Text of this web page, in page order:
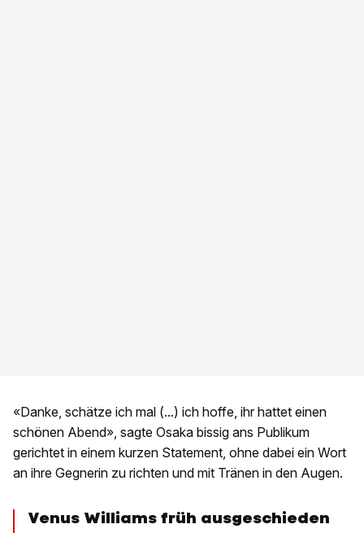
«Danke, schätze ich mal (...) ich hoffe, ihr hattet einen
schönen Abend», sagte Osaka bissig ans Publikum
gerichtet in einem kurzen Statement, ohne dabei ein Wort
an ihre Gegnerin zu richten und mit Tränen in den Augen.
Venus Williams früh ausgeschieden